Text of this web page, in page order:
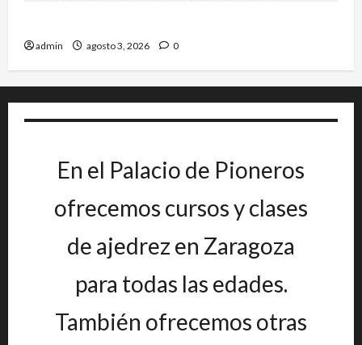
admin agosto 3, 2026 0
En el Palacio de Pioneros
ofrecemos cursos y clases
de ajedrez en Zaragoza
para todas las edades.
También ofrecemos otras